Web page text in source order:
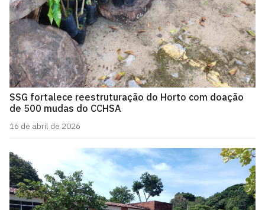
SSG fortalece reestruturação do Horto com doação
de 500 mudas do CCHSA
16 de abril de 2026